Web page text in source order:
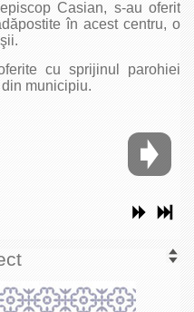
Casian, s-au oferit
în acest centru, o
cu sprijinul parohiei
municipiu.